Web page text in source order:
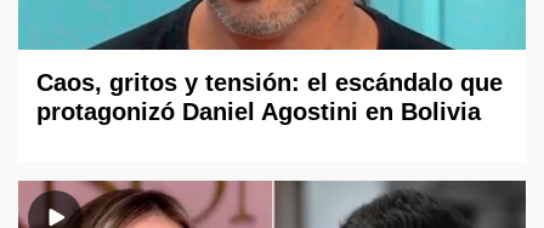
Caos, gritos y tensión: el escándalo que
protagonizó Daniel Agostini en Bolivia